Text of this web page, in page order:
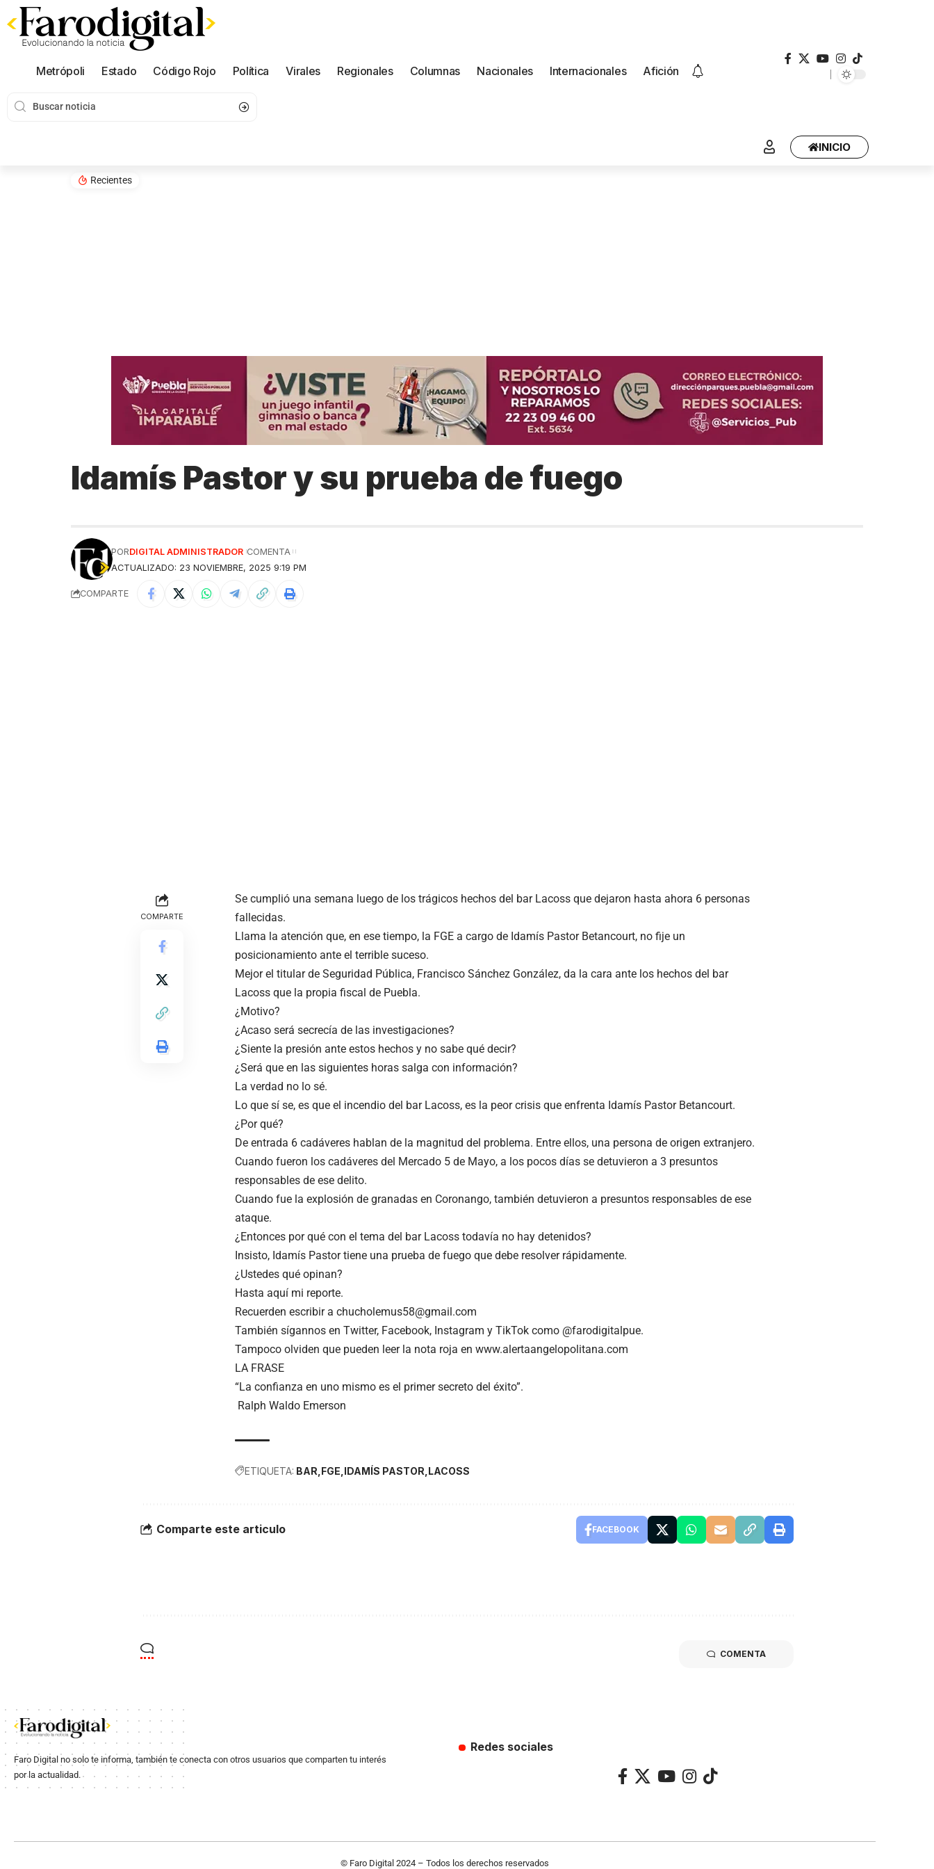
Metrópoli Estado Código Rojo Política Virales Regionales Columnas Nacionales Internacionales Afición
INICIO
Recientes
Idamís Pastor y su prueba de fuego
ACTUALIZADO: 23 NOVIEMBRE, 2025 9:19 PM
PORDIGITAL ADMINISTRADOR COMENTA
COMPARTE
COMPARTE
Se cumplió una semana luego de los trágicos hechos del bar Lacoss que dejaron hasta ahora 6 personas
fallecidas.
Llama la atención que, en ese tiempo, la FGE a cargo de Idamís Pastor Betancourt, no fije un
posicionamiento ante el terrible suceso.
Mejor el titular de Seguridad Pública, Francisco Sánchez González, da la cara ante los hechos del bar
Lacoss que la propia fiscal de Puebla.
¿Motivo?
¿Acaso será secrecía de las investigaciones?
¿Siente la presión ante estos hechos y no sabe qué decir?
¿Será que en las siguientes horas salga con información?
La verdad no lo sé.
Lo que sí se, es que el incendio del bar Lacoss, es la peor crisis que enfrenta Idamís Pastor Betancourt.
¿Por qué?
De entrada 6 cadáveres hablan de la magnitud del problema. Entre ellos, una persona de origen extranjero.
Cuando fueron los cadáveres del Mercado 5 de Mayo, a los pocos días se detuvieron a 3 presuntos
responsables de ese delito.
Cuando fue la explosión de granadas en Coronango, también detuvieron a presuntos responsables de ese
ataque.
¿Entonces por qué con el tema del bar Lacoss todavía no hay detenidos?
Insisto, Idamís Pastor tiene una prueba de fuego que debe resolver rápidamente.
¿Ustedes qué opinan?
Hasta aquí mi reporte.
Recuerden escribir a chucholemus58@gmail.com
También sígannos en Twitter, Facebook, Instagram y TikTok como @farodigitalpue.
Tampoco olviden que pueden leer la nota roja en www.alertaangelopolitana.com
LA FRASE
“La confianza en uno mismo es el primer secreto del éxito”.
Ralph Waldo Emerson
ETIQUETA: BAR FGE IDAMÍS PASTOR LACOSS
Comparte este articulo FACEBOOK
COMENTA
Faro Digital no solo te informa, también te conecta con otros usuarios que comparten tu interés
por la actualidad.
Redes sociales
© Faro Digital 2024 – Todos los derechos reservados